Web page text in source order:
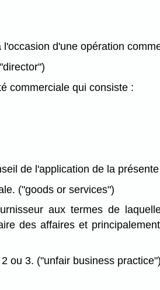
d'une opération
commerciale qui consiste :
de l'application de la
("goods or services")
aux termes de
des affaires et
ou 3. ("unfair business practice")